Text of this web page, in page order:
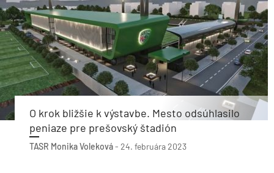
O krok bližšie k výstavbe. Mesto odsúhlasilo
peniaze pre prešovský štadión
TASR Monika Voleková- 24. februára 2023